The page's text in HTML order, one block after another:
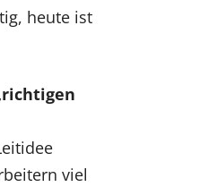
heute ist
viel